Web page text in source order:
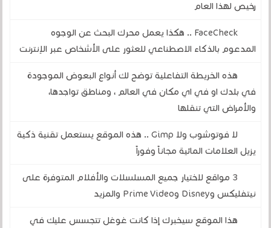
رخيص لهذا العام
FaceCheck .. هكذا يعمل محرك البحث عن الوجوه
المدعوم بالذكاء الاصطناعي للعثور على الأشخاص عبر الإنترنت
هذه الخريطة التفاعلية توضح لك أنواع البعوض الموجودة
في بلدك او في اي مكان في العالم ، ومناطق تواجدها،
والأمراض التي تنقلها
لا فوتوشوب ولا Gimp .. هذه الموقع يستعمل تقنية ذكية
يزيل العلامات المائية مجاناً وفوراً
3 مواقع لاختيار جميع المسلسلات والأفلام المتوفرة على
نيتفليكس وDisney وPrime Video والمزيد
هذا الموقع سيخبرك إذا كانت غوغل تتجسس عليك في